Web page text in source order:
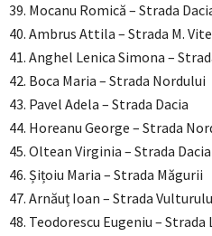
39. Mocanu Romică – Strada
40. Ambrus Attila – Strada M.
41. Anghel Lenica Simona –
42. Boca Maria – Strada Nordului
43. Pavel Adela – Strada Dacia
44. Horeanu George – Strada
45. Oltean Virginia – Strada Dacia
46. Șițoiu Maria – Strada Măgurii
47. Arnăuț Ioan – Strada
48. Teodorescu Eugeniu –